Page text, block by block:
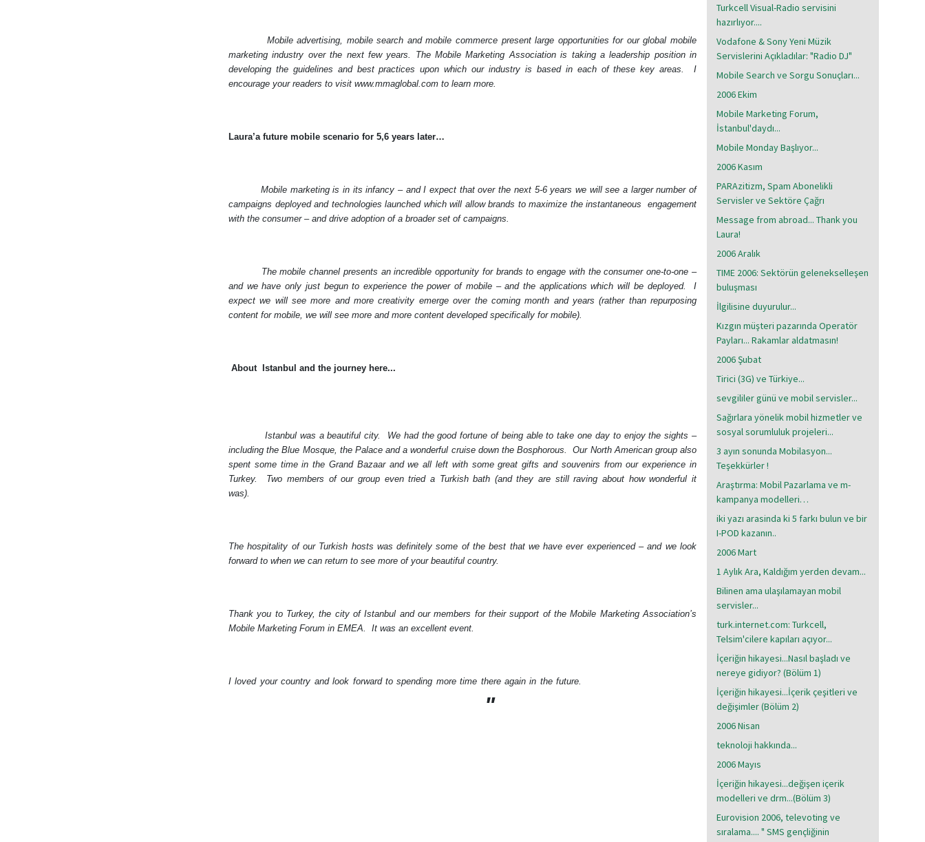
Mobile advertising, mobile search and mobile commerce present large opportunities for our global mobile
marketing industry over the next few years. The Mobile Marketing Association is taking a leadership position in
developing the guidelines and best practices upon which our industry is based in each of these key areas.
I
encourage your readers to visit www.mmaglobal.com to learn more.
Laura’a future mobile scenario for 5,6 years later…
Mobile marketing is in its infancy – and I expect that over the next 5-6 years we will see a larger number of
campaigns deployed and technologies launched which will allow brands to maximize the instantaneous
engagement
with the consumer – and drive adoption of a broader set of campaigns.
The mobile channel presents an incredible opportunity for brands to engage with the consumer one-to-one –
and we have only just begun to experience the power of mobile – and the applications which will be deployed.
I
expect we will see more and more creativity emerge over the coming month and years (rather than repurposing
content for mobile, we will see more and more content developed specifically for mobile).
About Istanbul and the journey here...
Istanbul was a beautiful city.
We had the good fortune of being able to take one day to enjoy the sights –
including the Blue Mosque, the Palace and a wonderful cruise down the Bosphorous.
Our North American group also
spent some time in the Grand Bazaar and we all left with some great gifts and souvenirs from our experience in
Turkey.
Two members of our group even tried a Turkish bath (and they are still raving about how wonderful it
was).
The hospitality of our Turkish hosts was definitely some of the best that we have ever experienced – and we look
forward to when we can return to see more of your beautiful country.
Thank you to Turkey, the city of Istanbul and our members for their support of the Mobile Marketing Association’s
Mobile Marketing Forum in EMEA.
It was an excellent event.
I loved your country and look forward to spending more time there again in the future.
"
Turkcell Visual-Radio servisini
hazırlıyor....
Vodafone & Sony Yeni Müzik
Servislerini Açıkladılar: "Radio DJ"
Mobile Search ve Sorgu Sonuçları...
2006 Ekim
Mobile Marketing Forum,
İstanbul'daydı...
Mobile Monday Başlıyor...
2006 Kasım
PARAzitizm, Spam Abonelikli
Servisler ve Sektöre Çağrı
Message from abroad... Thank you
Laura!
2006 Aralık
TIME 2006: Sektörün gelenekselleşen
buluşması
İlgilisine duyurulur...
Kızgın müşteri pazarında Operatör
Payları... Rakamlar aldatmasın!
2006 Şubat
Tirici (3G) ve Türkiye...
sevgililer günü ve mobil servisler...
Sağırlara yönelik mobil hizmetler ve
sosyal sorumluluk projeleri...
3 ayın sonunda Mobilasyon...
Teşekkürler !
Araştırma: Mobil Pazarlama ve m-
kampanya modelleri…
iki yazı arasinda ki 5 farkı bulun ve bir
I-POD kazanın..
2006 Mart
1 Aylık Ara, Kaldığım yerden devam...
Bilinen ama ulaşılamayan mobil
servisler...
turk.internet.com: Turkcell,
Telsim'cilere kapıları açıyor...
İçeriğin hikayesi...Nasıl başladı ve
nereye gidiyor? (Bölüm 1)
İçeriğin hikayesi...İçerik çeşitleri ve
değişimler (Bölüm 2)
2006 Nisan
teknoloji hakkında...
2006 Mayıs
İçeriğin hikayesi...değişen içerik
modelleri ve drm...(Bölüm 3)
Eurovision 2006, televoting ve
sıralama.... " SMS gençliğinin